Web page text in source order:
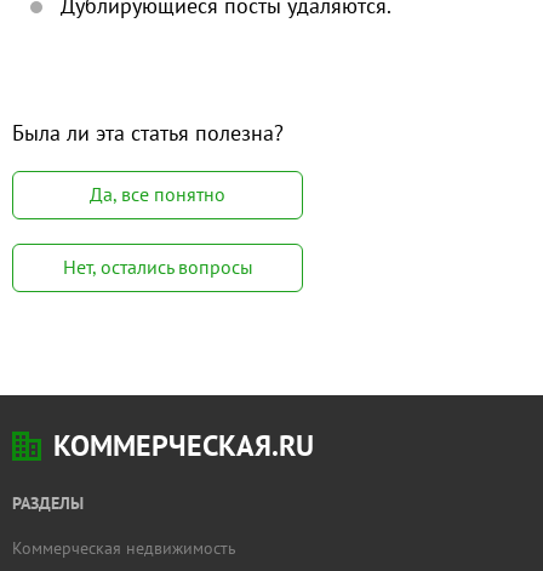
Была ли эта статья полезна?
Да, все понятно
Нет, остались вопросы
КОММЕРЧЕСКАЯ.RU
РАЗДЕЛЫ
Коммерческая недвижимость